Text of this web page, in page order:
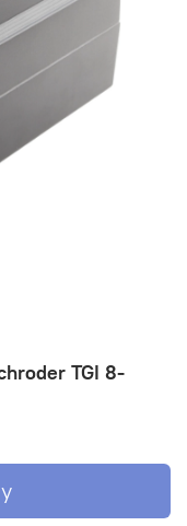
TGI 8-